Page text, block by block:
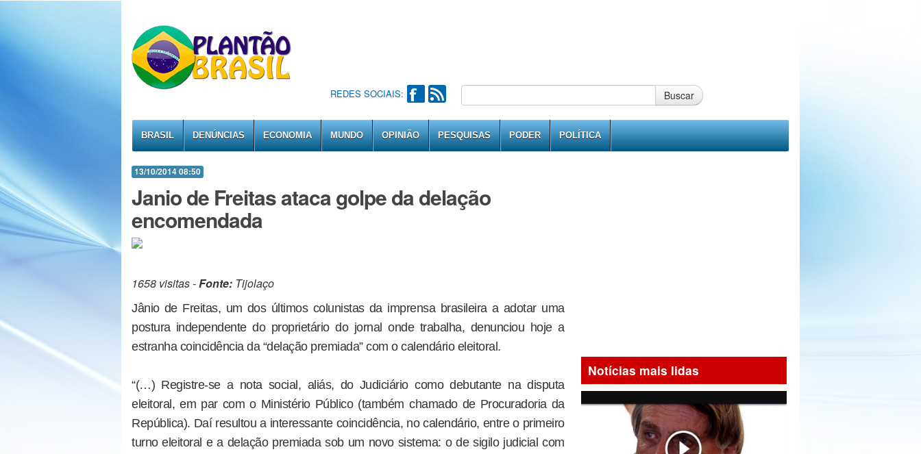
REDES SOCIAIS: Buscar
BRASIL DENÚNCIAS ECONOMIA MUNDO OPINIÃO PESQUISAS PODER POLÍTICA
13/10/2014 08:50
Janio de Freitas ataca golpe da delação
encomendada
1658 visitas -Fonte: Tijolaço
Jânio de Freitas, um dos últimos colunistas da imprensa brasileira a adotar uma
postura independente do proprietário do jornal onde trabalha, denunciou hoje a
estranha coincidência da “delação premiada” com o calendário eleitoral.
“(…) Registre-se a nota social, aliás, do Judiciário como debutante na disputa
eleitoral, em par com o Ministério Público (também chamado de Procuradoria da
República). Daí resultou a interessante coincidência, no calendário, entre o primeiro
turno eleitoral e a delação premiada sob um novo sistema: o de sigilo judicial com
Notícias mais lidas